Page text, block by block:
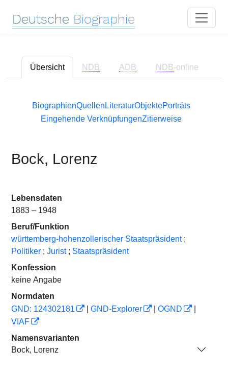
Deutsche Biographie
Übersicht NDB ADB NDB-online
BiographienQuellen LiteraturObjektePorträts
Eingehende VerknüpfungenZitierweise
Bock, Lorenz
Lebensdaten
1883 – 1948
Beruf/Funktion
württemberg-hohenzollerischer Staatspräsident ;
Politiker ; Jurist ; Staatspräsident
Konfession
keine Angabe
Normdaten
GND: 124302181
GND-Explorer OGND
VIAF
Namensvarianten
Bock, Lorenz